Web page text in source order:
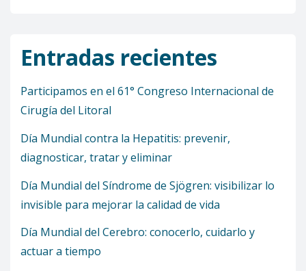
Entradas recientes
Participamos en el 61° Congreso Internacional de
Cirugía del Litoral
Día Mundial contra la Hepatitis: prevenir,
diagnosticar, tratar y eliminar
Día Mundial del Síndrome de Sjögren: visibilizar lo
invisible para mejorar la calidad de vida
Día Mundial del Cerebro: conocerlo, cuidarlo y
actuar a tiempo